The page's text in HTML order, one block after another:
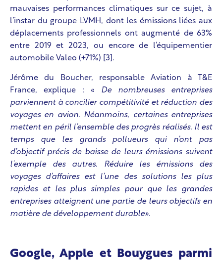
mauvaises performances climatiques sur ce sujet, à
l’instar du groupe LVMH, dont les émissions liées aux
déplacements professionnels ont augmenté de 63%
entre 2019 et 2023, ou encore de l’équipementier
automobile Valeo (+71%) [3].
Jérôme du Boucher, responsable Aviation à T&E
France, explique : « De nombreuses entreprises
parviennent à concilier compétitivité et réduction des
voyages en avion. Néanmoins, certaines entreprises
mettent en péril l’ensemble des progrès réalisés. Il est
temps que les grands pollueurs qui n’ont pas
d’objectif précis de baisse de leurs émissions suivent
l’exemple des autres. Réduire les émissions des
voyages d’affaires est l’une des solutions les plus
rapides et les plus simples pour que les grandes
entreprises atteignent une partie de leurs objectifs en
matière de développement durable».
Google, Apple et Bouygues parmi